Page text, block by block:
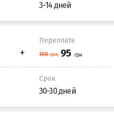
3-14 дней
Переплата
Срок
30-30 дней